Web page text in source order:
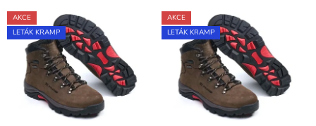
p
r
V
ý
AKCE
LETÁK KRAMP
AKCE
LETÁK KRAMP